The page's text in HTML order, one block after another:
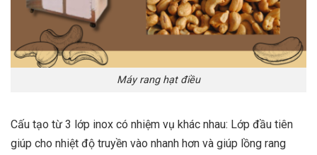
Máy rang hạt điều
Cấu tạo từ 3 lớp inox có nhiệm vụ khác nhau: Lớp đầu tiên
giúp cho nhiệt độ truyền vào nhanh hơn và giúp lồng rang